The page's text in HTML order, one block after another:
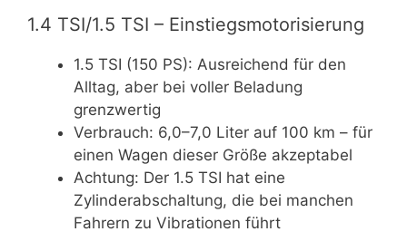
1.4 TSI/1.5 TSI – Einstiegsmotorisierung
1.5 TSI (150 PS): Ausreichend für den
Alltag, aber bei voller Beladung
grenzwertig
Verbrauch: 6,0–7,0 Liter auf 100 km – für
einen Wagen dieser Größe akzeptabel
Achtung: Der 1.5 TSI hat eine
Zylinderabschaltung, die bei manchen
Fahrern zu Vibrationen führt